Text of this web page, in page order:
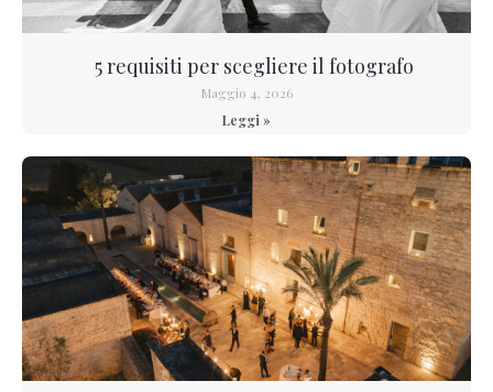
5 requisiti per scegliere il fotografo
Maggio 4, 2026
Leggi »